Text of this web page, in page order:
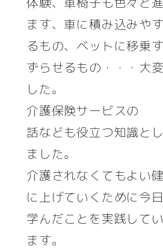
ます、車に積み込みや
るもの、ベットに移乗
ずらせるもの・・・大
した。
介護保険サービスの
話なども役立つ知識と
ました。
介護されなくてもよい
に上げていくために今
学んだことを実践して
ます。